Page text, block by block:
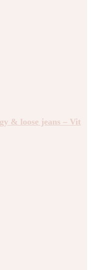
& loose jeans – Vit